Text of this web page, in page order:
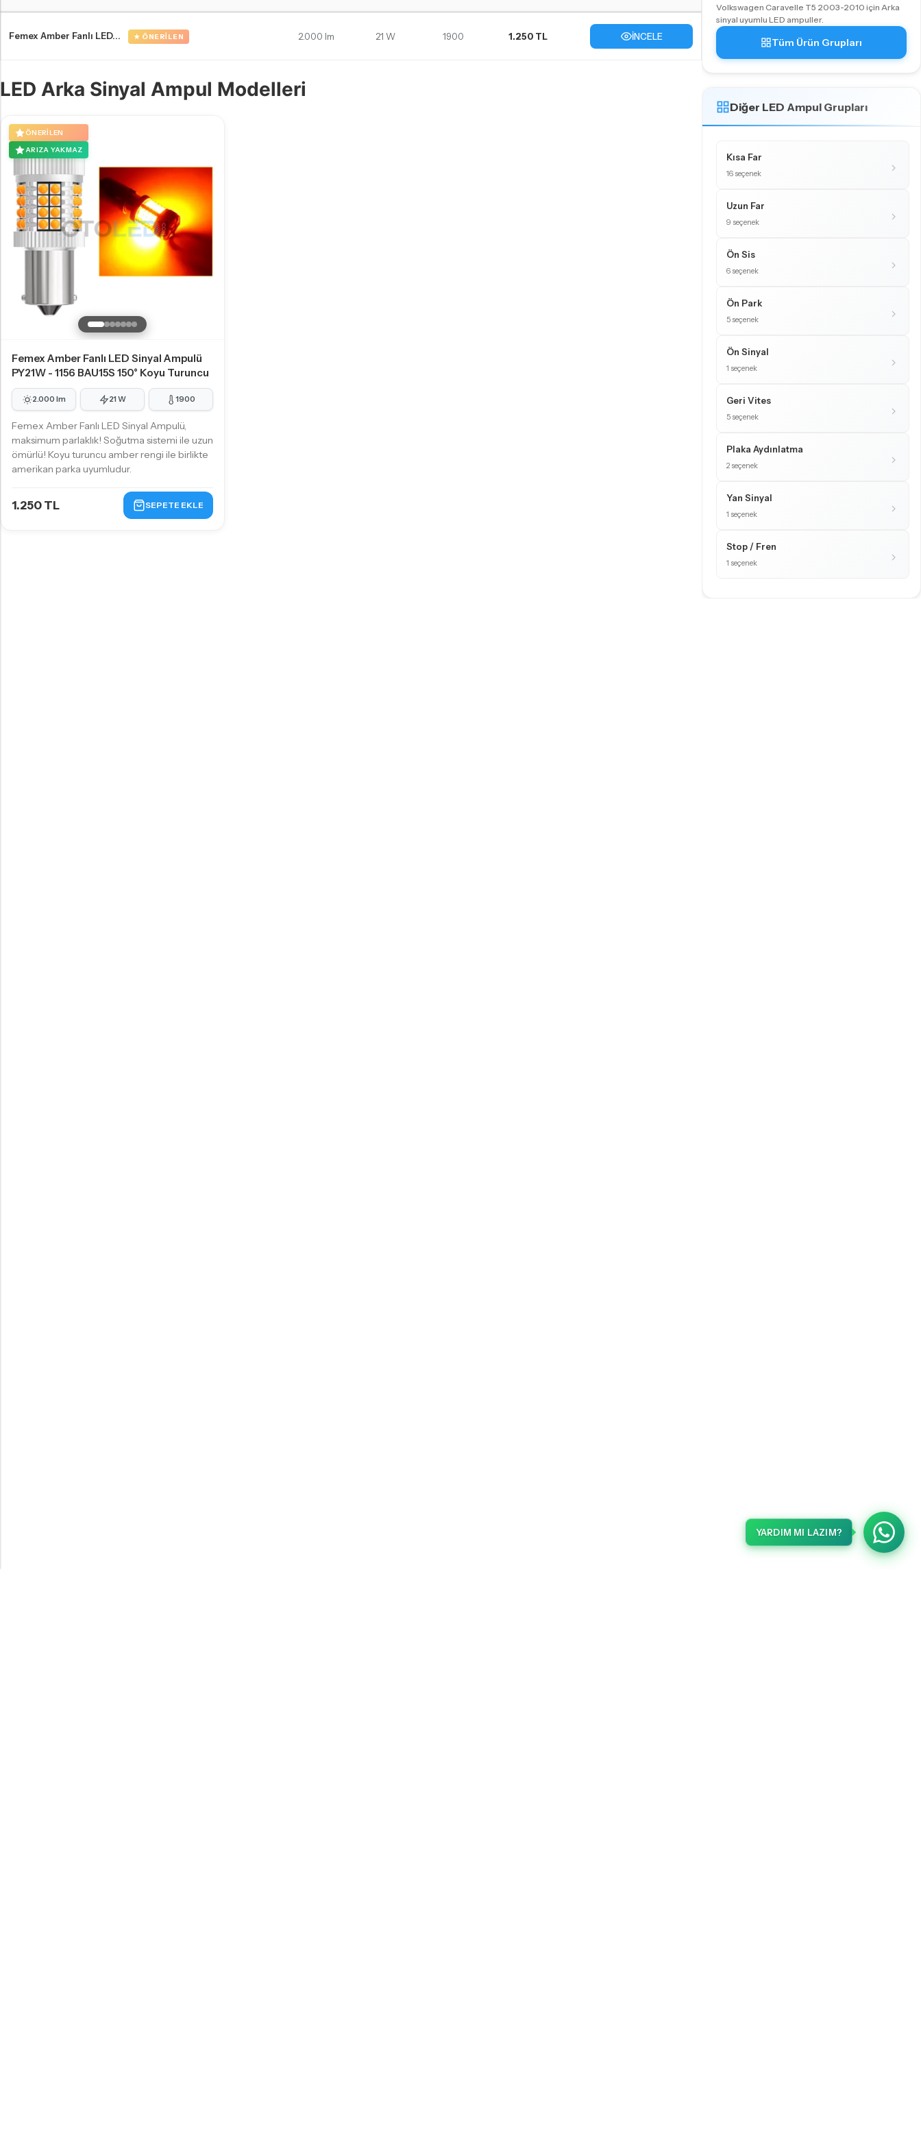
Femex Amber Fanlı LED... ★ ÖNERILEN 2.000 lm 21 W 1900 1.250 TL İNCELE
LED Arka Sinyal Ampul Modelleri
ÖNERILEN
ARIZA YAKMAZ
Femex Amber Fanlı LED Sinyal Ampulü
PY21W - 1156 BAU15S 150° Koyu Turuncu
2.000 lm 21 W 1900
Femex Amber Fanlı LED Sinyal Ampulü,
maksimum parlaklık! Soğutma sistemi ile uzun
ömürlü! Koyu turuncu amber rengi ile birlikte
amerikan parka uyumludur.
1.250 TL SEPETE EKLE
Volkswagen Caravelle T5 2003-2010 için Arka
sinyal uyumlu LED ampuller.
Tüm Ürün Grupları
Diğer LED Ampul Grupları
Kısa Far
16 seçenek
Uzun Far
9 seçenek
Ön Sis
6 seçenek
Ön Park
5 seçenek
Ön Sinyal
1 seçenek
Geri Vites
5 seçenek
Plaka Aydınlatma
2 seçenek
Yan Sinyal
1 seçenek
Stop / Fren
1 seçenek
YARDIM MI LAZIM?